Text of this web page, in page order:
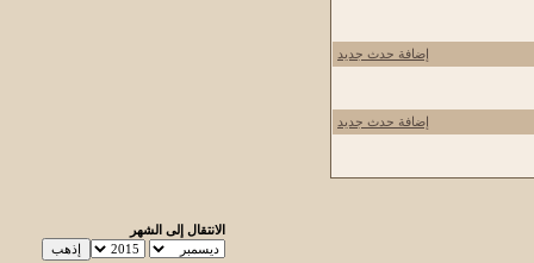
إضافة حدث جديد
إضافة حدث جديد
الانتقال إلى الشهر